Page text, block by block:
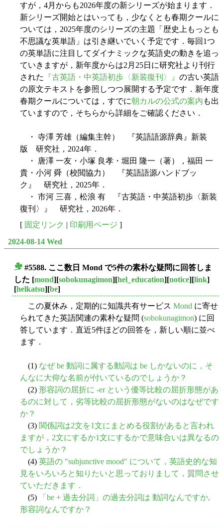
すが，4月からも2026年度の新シリーズが始まります．
新シリーズ開始とはいっても，少なくとも春期クールに
ついては，2025年度のシリーズの主題「歴史上もっとも
不思議な英単語」は引き継いでいく予定です．毎回1つ
の英単語に注目してダイナミックな英語史の動きを追っ
ていきますが，新年度からは2月25日に研究社より刊行
された
『古英語・中英語初歩〈新装復刊〉』 の古い英語
の原文テキストを参照しつつ展開する予定です．新年度
春期クールについては，すでに朝カルの公式の案内 も出
ていますので，そちらから詳細をご確認ください．
・ 寺澤 芳雄（編集主幹） 『英語語源辞典』新装
版 研究社，2024年．
・ 唐澤 一友・小塚 良孝・堀田 隆一（著），福田 一
貴・小河 舜（校閲協力） 『英語語源ハンドブッ
ク』 研究社，2025年．
・ 市河 三喜，松浪 有 『古英語・中英語初歩〈新装
復刊〉』 研究社，2026年．
[ 固定リンク | 印刷用ページ ]
2024-08-14 Wed
#5588. ここ数日 Mond で5件の素朴な疑問に回答しま
した [mond][sobokunagimon][hel_education][notice][link]
[helkatsu][be]
この夏休み，定期的に知識共有サービス Mond に寄せ
られてきた英語関連の素朴な疑問 (sobokunagimon) に回
答しています．直近5件ほどの回答を，新しい順に並べ
ます．
(1) なぜ be 動詞に属する動詞は be しかないのに，そ
んなに大仰な名前が付いているのでしょうか？
(2) 形容詞の屈折に -er という優等比較の屈折形態があ
るのに対して，劣等比較の屈折形態がないのはなぜです
か？
(3) 関係詞は2文を1文にまとめる役割があると言われ
ますが，2文にするか1文にするかで意味合いは異なるの
でしょうか？
(4) 英語の "subjunctive mood" について，英語史的な知
見をいろいろと知りたいと思っておりまして，質問させ
ていただきます．
(5)
「be + 過去分詞」の過去分詞は 動詞なんですか,
形容詞なんですか？